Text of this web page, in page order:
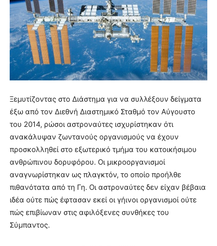
Ξεμυτίζοντας στο Διάστημα για να συλλέξουν δείγματα
έξω από τον Διεθνή Διαστημικό Σταθμό τον Αύγουστο
του 2014, ρώσοι αστροναύτες ισχυρίστηκαν ότι
ανακάλυψαν ζωντανούς οργανισμούς να έχουν
προσκολληθεί στο εξωτερικό τμήμα του κατοικήσιμου
ανθρώπινου δορυφόρου. Οι μικροοργανισμοί
αναγνωρίστηκαν ως πλαγκτόν, το οποίο προήλθε
πιθανότατα από τη Γη. Οι αστροναύτες δεν είχαν βέβαια
ιδέα ούτε πώς έφτασαν εκεί οι γήινοι οργανισμοί ούτε
πώς επιβίωναν στις αφιλόξενες συνθήκες του
Σύμπαντος.